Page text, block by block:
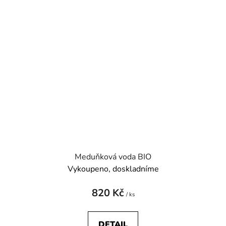
Meduňková voda BIO
Vykoupeno, doskladníme
820 Kč / ks